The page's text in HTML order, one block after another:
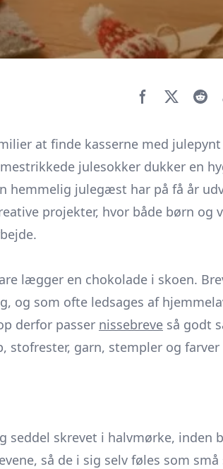
at finde kasserne med
julesokker dukker en
hemmelig julegæst har på få år
projekter, hvor både børn og
lægger en chokolade i skoen.
og som ofte ledsages af
derfor passer nissebreve så godt
garn, stempler og
seddel skrevet i halvmørke, inden
så de i sig selv føles som små